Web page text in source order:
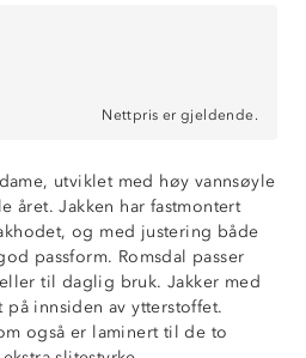
Nettpris er gjeldende.
utviklet med høy vannsøyle
året. Jakken har fastmontert
og med justering både
passform. Romsdal passer
til daglig bruk. Jakker med
innsiden av ytterstoffet.
også er laminert til de to